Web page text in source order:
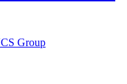
Group